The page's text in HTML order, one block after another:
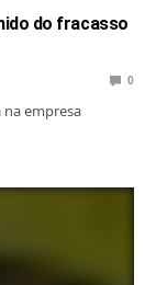
do fracasso
0
empresa